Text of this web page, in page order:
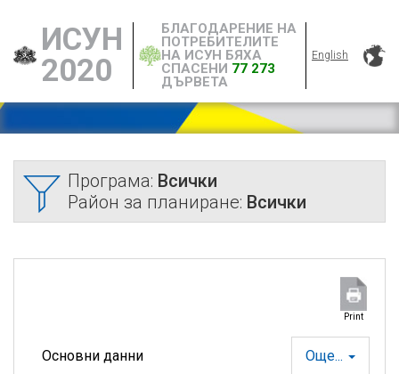
ИСУН
2020
БЛАГОДАРЕНИЕ НА
ПОТРЕБИТЕЛИТЕ
НА ИСУН БЯХА
СПАСЕНИ 77 273
ДЪРВЕТА
English
Програма: Всички
Район за планиране: Всички
Print
Още...
Основни данни